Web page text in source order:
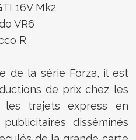
16V Mk2
VR6
R
de la série Forza, il est
de prix chez les
les trajets express en
disséminés